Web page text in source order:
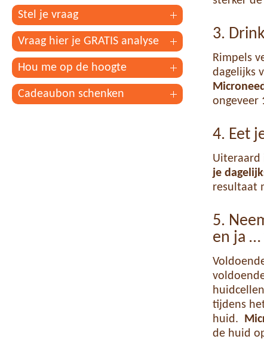
3.
Rimpels
dagelijks
ongeveer
4. Eet
Uiteraard
je
resultaat
5.
en ja
tijdens
huid.
de huid
Stel je vraag
Vraag hier je GRATIS analyse
Hou me op de hoogte
Cadeaubon schenken